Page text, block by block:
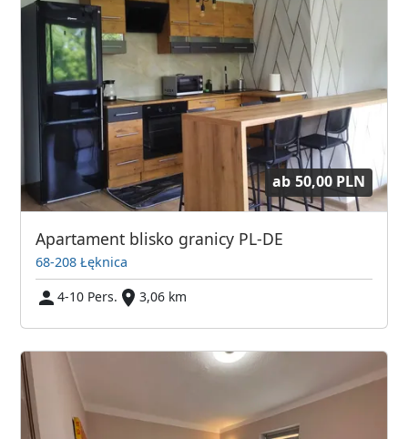
ab 50,00 PLN
Apartament blisko granicy PL-DE
68-208 Łęknica
4-10 Pers.
3,06 km